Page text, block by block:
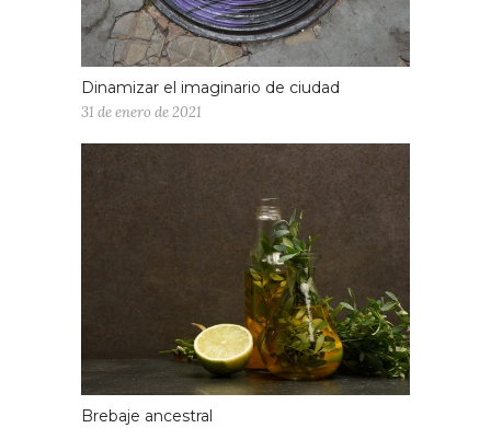
Dinamizar el imaginario de ciudad
31 de enero de 2021
Brebaje ancestral